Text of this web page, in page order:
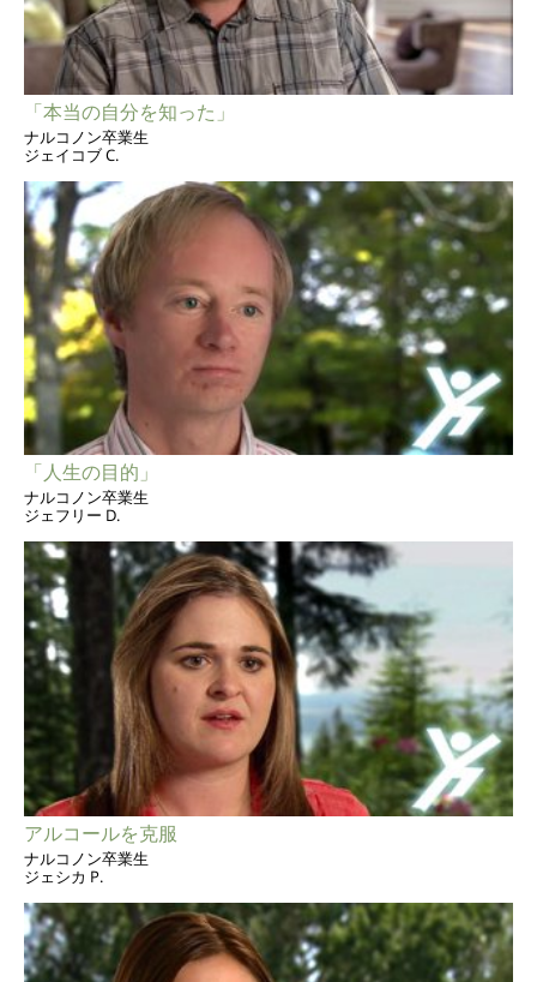
「本当の自分を知った」
ナルコノン卒業生
ジェイコブ C.
「人生の目的」
ナルコノン卒業生
ジェフリー D.
アルコールを克服
ナルコノン卒業生
ジェシカ P.